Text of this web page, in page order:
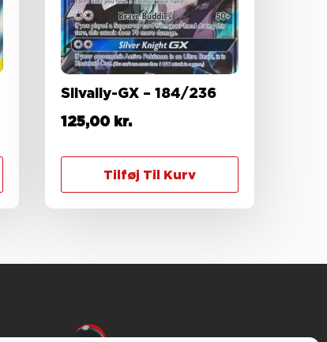
Silvally-GX – 184/236
125,00 kr.
Tilføj Til Kurv